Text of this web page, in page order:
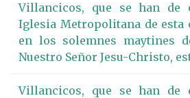
Villancicos, que se han de
Iglesia Metropolitana de esta
en los solemnes maytines
Nuestro Señor Jesu-Christo,
Villancicos, que se han de